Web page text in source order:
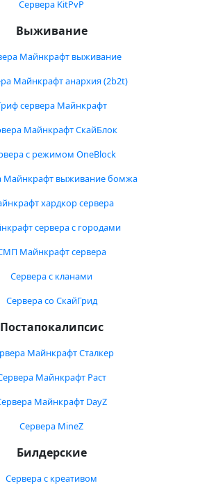
Сервера KitPvP
Выживание
Майнкрафт выживание
Майнкрафт анархия (2b2t)
сервера Майнкрафт
Майнкрафт СкайБлок
с режимом OneBlock
Майнкрафт выживание бомжа
хардкор сервера
сервера с городами
Майнкрафт сервера
Сервера с кланами
Сервера со СкайГрид
Постапокалипсис
Майнкрафт Сталкер
Майнкрафт Раст
Майнкрафт DayZ
Сервера MineZ
Билдерские
Сервера с креативом